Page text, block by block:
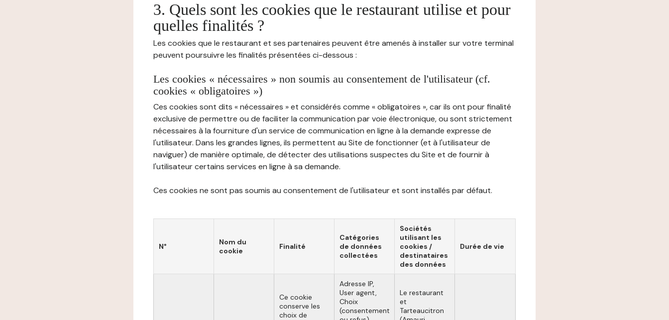
3. Quels sont les cookies que le restaurant utilise et pour
quelles finalités ?
Les cookies que le restaurant et ses partenaires peuvent être amenés à installer sur votre terminal
peuvent poursuivre les finalités présentées ci-dessous :
Les cookies « nécessaires » non soumis au consentement de l'utilisateur (cf.
cookies « obligatoires »)
Ces cookies sont dits « nécessaires » et considérés comme « obligatoires », car ils ont pour finalité
exclusive de permettre ou de faciliter la communication par voie électronique, ou sont strictement
nécessaires à la fourniture d'un service de communication en ligne à la demande expresse de
l'utilisateur. Dans les grandes lignes, ils permettent au Site de fonctionner (et à l'utilisateur de
naviguer) de manière optimale, de détecter des utilisations suspectes du Site et de fournir à
l'utilisateur certains services en ligne à sa demande.
Ces cookies ne sont pas soumis au consentement de l'utilisateur et sont installés par défaut.
N°
Nom du
cookie
Finalité
Catégories
de données
collectées
Sociétés
utilisant les
cookies /
destinataires
des données
Durée de vie
Ce cookie
conserve les
choix de
Adresse IP,
User agent,
Choix
(consentement
Le restaurant
et
Tarteaucitron